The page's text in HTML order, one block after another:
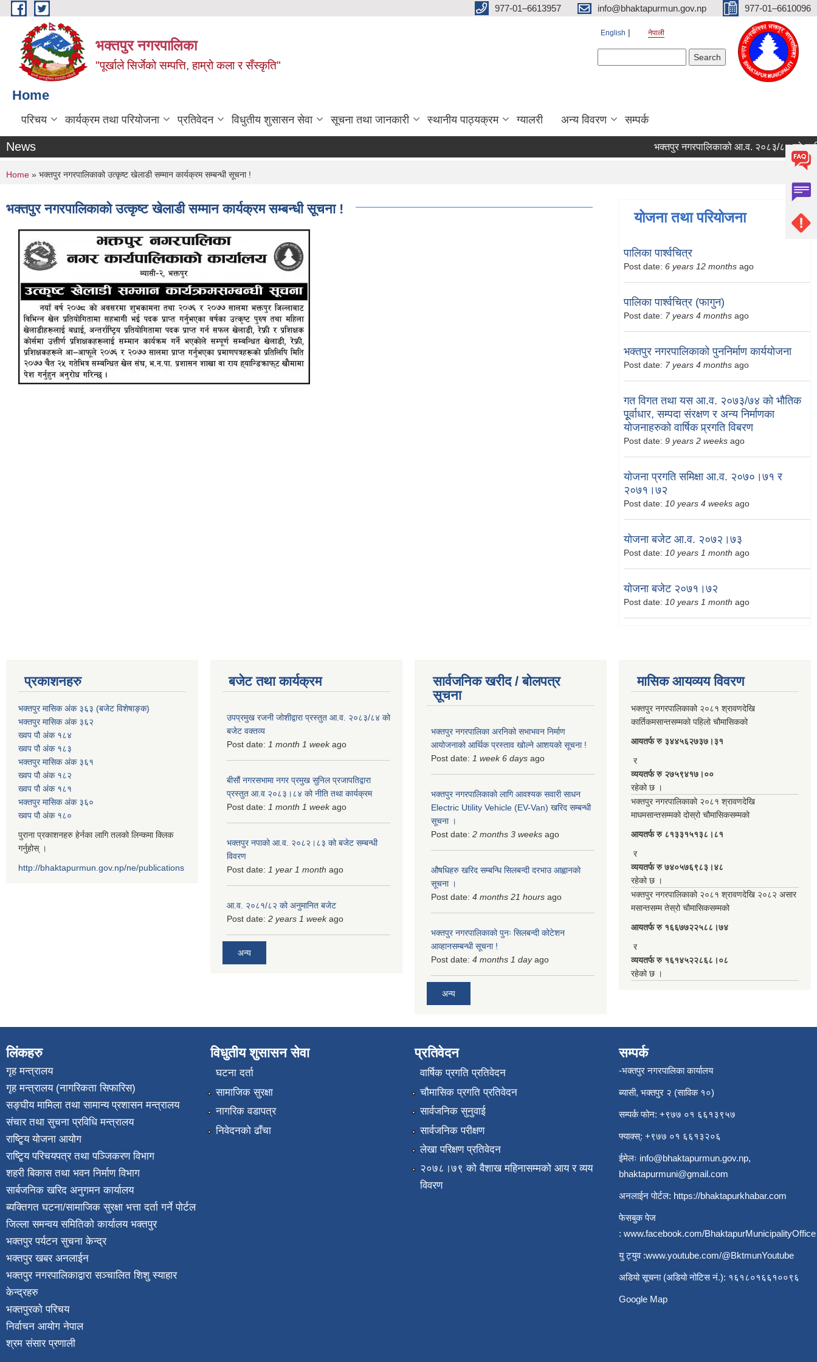
Skip to main content 977-01–6613957 info@bhaktapurmun.gov.np 977-01–6610096
भक्तपुर नगरपालिका
"पूर्खाले सिर्जेको सम्पत्ति, हाम्रो कला र सँस्कृति"
English नेपाली
Home
परिचय कार्यक्रम तथा परियोजना प्रतिवेदन विधुतीय शुसासन सेवा सूचना तथा जानकारी स्थानीय पाठ्यक्रम ग्यालरी अन्य विवरण सम्पर्क
News भक्तपुर नगरपालिकाको आ.व. २०८३/८४ को लागि
You are here
Home » भक्तपुर नगरपालिकाको उत्कृष्ट खेलाडी सम्मान कार्यक्रम सम्बन्धी सूचना !
भक्तपुर नगरपालिकाको उत्कृष्ट खेलाडी सम्मान कार्यक्रम सम्बन्धी सूचना !
योजना तथा परियोजना
पालिका पार्श्वचित्र
Post date: 6 years 12 months ago
पालिका पार्श्वचित्र (फागुन)
Post date: 7 years 4 months ago
भक्तपुर नगरपालिकाको पुननिर्माण कार्ययोजना
Post date: 7 years 4 months ago
गत विगत तथा यस आ.व. २०७३/७४ को भौतिक
पूूर्वाधार, सम्पदा संरक्षण र अन्य निर्माणका
योजनाहरुको वार्षिक प्र्रगति विबरण
Post date: 9 years 2 weeks ago
योजना प्रगति समिक्षा आ.व. २०७०।७१ र
२०७१।७२
Post date: 10 years 4 weeks ago
योजना बजेट आ.व. २०७२।७३
Post date: 10 years 1 month ago
योजना बजेट २०७१।७२
Post date: 10 years 1 month ago
प्रकाशनहरु
भक्तपुर मासिक अंक ३६३ (बजेट विशेषाङ्क)
भक्तपुर मासिक अंक ३६२
ख्वप पौ अंक १८४
ख्वप पौ अंक १८३
भक्तपुर मासिक अंक ३६१
ख्वप पौ अंक १८२
ख्वप पौ अंक १८१
भक्तपुर मासिक अंक ३६०
ख्वप पौ अंक १८०
पुराना प्रकाशनहरु हेर्नका लागि तलको लिन्कमा क्लिक
गर्नुहोस् ।
http://bhaktapurmun.gov.np/ne/publications
बजेट तथा कार्यक्रम
उपप्रमुख रजनी जोशीद्वारा प्रस्तुत आ.व. २०८३/८४ को
बजेट वक्तव्य
Post date: 1 month 1 weekago
बीसौं नगरसभामा नगर प्रमुख सुनिल प्रजापतिद्वारा
प्रस्तुत आ.व‍ २०८३।८४ को नीति तथा कार्यक्रम
Post date: 1 month 1 weekago
भक्तपुर नपाको आ.व. २०८२।८३ को बजेट सम्बन्धी
विवरण
Post date: 1 year 1 month ago
आ.व. २०८१/८२ को अनुमानित बजेट
Post date: 2 years 1 weekago
अन्य
सार्वजनिक खरीद / बोलपत्र
सूचना
भक्तपुर नगरपालिका अरनिको सभाभवन निर्माण
आयोजनाको आर्थिक प्रस्ताव खोल्ने आशयको सूचना !
Post date: 1 week 6 days ago
भक्तपुर नगरपालिकाकाे लागि आवश्यक सवारी साधन
Electric Utility Vehicle (EV-Van) खरिद सम्बन्धी
सूचना ।
Post date: 2 months 3 weeks ago
औषधिहरु खरिद सम्बन्धि सिलबन्दी दरभाउ आह्वानको
सूचना ।
Post date: 4 months 21 hours ago
भक्तपुर नगरपालिकाको पुनः सिलबन्दी कोटेशन
आव्हानसम्बन्धी सूचना !
Post date: 4 months 1 dayago
अन्य
मासिक आयव्यय विवरण
भक्तपुर नगरपालिकाको २०८१ श्रावणदेखि
कार्तिकमसान्तसम्मको पहिलो चौमासिकको
आयतर्फ रु‌ ३४४५६२७३७।३१
र
व्ययतर्फ रु २७५९४१७।००
रहेको छ ।
भक्तपुर नगरपालिकाको २०८१ श्रावणदेखि
माघमसान्तसम्मको दोस्रो चौमासिकसम्मको
आयतर्फ रु‌ ८१३३१५१३८।८१
र
व्ययतर्फ रु ७४०५७६९८३।४८
रहेको छ ।
भक्तपुर नगरपालिकाको २०८१ श्रावणदेखि २०८२ असार
मसान्तसम्म तेस्रो चौमासिकसम्मको
आयतर्फ रु‌ १६६७७२२५८८।७४
र
व्ययतर्फ रु १६१४५२२८६८।०८
रहेको छ ।
लिंकहरु
गृह मन्त्रालय
गृह मन्त्रालय (नागरिकता सिफारिस)
सङ्घीय मामिला तथा सामान्य प्रशासन मन्त्रालय
संचार तथा सुचना प्रविधि मन्त्रालय
राष्टि्ृय योजना आयोग
राष्टि्ृय परिचयपत्र तथा पञ्जिकरण विभाग
शहरी बिकास तथा भवन निर्माण विभाग
सार्बजनिक खरिद अनुगमन कार्यालय
ब्यक्तिगत घटना/सामाजिक सुरक्षा भत्ता दर्ता गर्ने पोर्टल
जिल्ला समन्वय समितिको कार्यालय भक्तपुर
भक्तपुर पर्यटन सुचना केन्द्र
भक्तपुर खबर अनलाईन
भक्तपुर नगरपालिकाद्वारा सञ्चालित शिशु स्याहार
केन्द्रहरु
भक्तपुरकाे परिचय
निर्वाचन आयोग नेपाल
श्रम संसार प्रणाली
विधुतीय शुसासन सेवा
घटना दर्ता
सामाजिक सुरक्षा
नागरिक वडापत्र
निवेदनको ढाँचा
प्रतिवेदन
वार्षिक प्रगति प्रतिवेदन
चौमासिक प्रगति प्रतिवेदन
सार्वजनिक सुनुवाई
सार्वजनिक परीक्षण
लेखा परिक्षण प्रतिवेदन
२०७८।७९ को वैशाख महिनासम्मको आय र व्यय
विवरण
सम्पर्क
-भक्तपुर नगरपालिका कार्यालय
ब्यासी, भक्तपुर २ (साविक १०)
सम्पर्क फोन: +९७७ ०१ ६६१३९५७
फ्याक्स्: +९७७ ०१ ६६१३२०६
ईमेलः info@bhaktapurmun.gov.np,
bhaktapurmuni@gmail.com
अनलाईन पोर्टल: https://bhaktapurkhabar.com
फेसबुक पेज
: www.facebook.com/BhaktapurMunicipalityOffice
यु ट्युव :www.youtube.com/@BktmunYoutube
अडियो सूचना (अडियो नोटिस नं.): १६१८०१६६१००९६
Google Map